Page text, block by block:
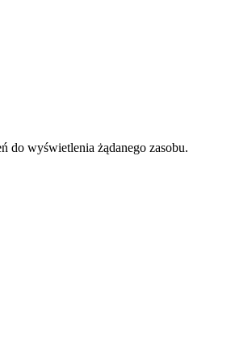
do wyświetlenia żądanego zasobu.